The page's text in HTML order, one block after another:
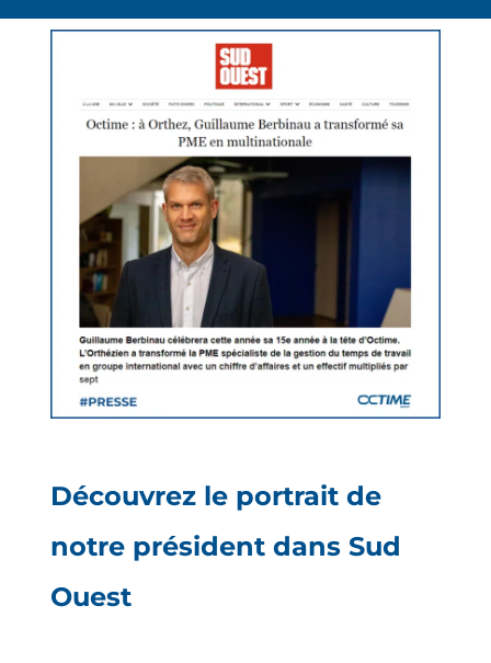
Découvrez le portrait de
notre président dans Sud
Ouest